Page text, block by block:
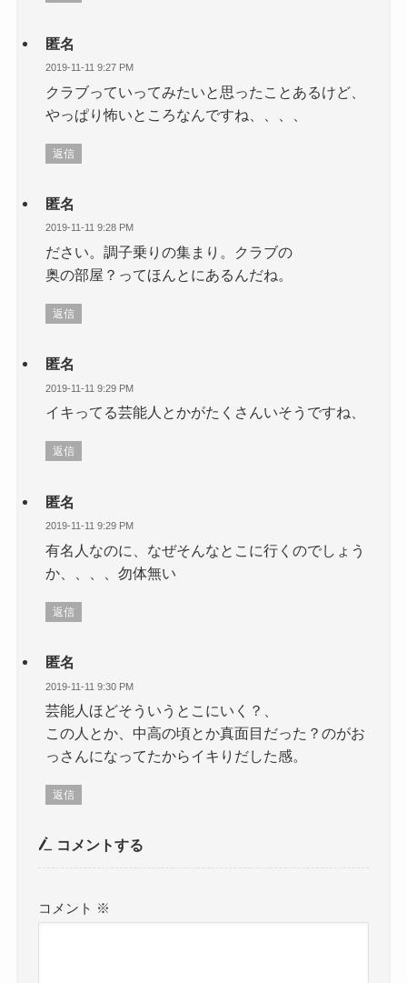
匿名
2019-11-11 9:27 PM
クラブっていってみたいと思ったことあるけど、
やっぱり怖いところなんですね、、、、
返信
匿名
2019-11-11 9:28 PM
ださい。調子乗りの集まり。クラブの
奥の部屋？ってほんとにあるんだね。
返信
匿名
2019-11-11 9:29 PM
イキってる芸能人とかがたくさんいそうですね、
返信
匿名
2019-11-11 9:29 PM
有名人なのに、なぜそんなとこに行くのでしょう
か、、、、勿体無い
返信
匿名
2019-11-11 9:30 PM
芸能人ほどそういうとこにいく？、
この人とか、中高の頃とか真面目だった？のがお
っさんになってたからイキりだした感。
返信
コメントする
コメント ※